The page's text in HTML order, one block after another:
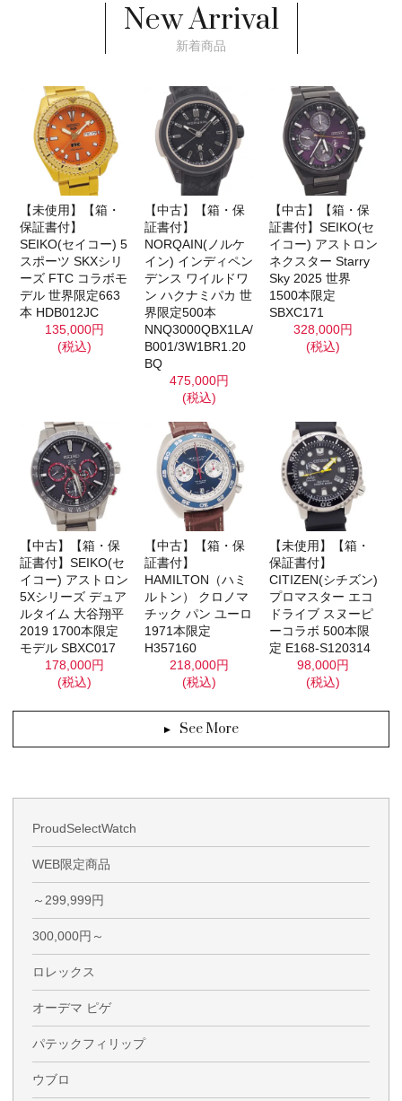
New Arrival
新着商品
【未使用】【箱・
保証書付】
SEIKO(セイコー) 5
スポーツ SKXシリ
ーズ FTC コラボモ
デル 世界限定663
本 HDB012JC
135,000円
(税込)
【中古】【箱・保
証書付】
NORQAIN(ノルケ
イン) インディペン
デンス ワイルドワ
ン ハクナミパカ 世
界限定500本
NNQ3000QBX1LA/
B001/3W1BR1.20
BQ
475,000円
(税込)
【中古】【箱・保
証書付】SEIKO(セ
イコー) アストロン
ネクスター Starry
Sky 2025 世界
1500本限定
SBXC171
328,000円
(税込)
【中古】【箱・保
証書付】SEIKO(セ
イコー) アストロン
5Xシリーズ デュア
ルタイム 大谷翔平
2019 1700本限定
モデル SBXC017
178,000円
(税込)
【中古】【箱・保
証書付】
HAMILTON（ハミ
ルトン） クロノマ
チック パン ユーロ
1971本限定
H357160
218,000円
(税込)
【未使用】【箱・
保証書付】
CITIZEN(シチズン)
プロマスター エコ
ドライブ スヌーピ
ーコラボ 500本限
定 E168-S120314
98,000円
(税込)
See More
ProudSelectWatch
WEB限定商品
～299,999円
300,000円～
ロレックス
オーデマ ピゲ
パテックフィリップ
ウブロ